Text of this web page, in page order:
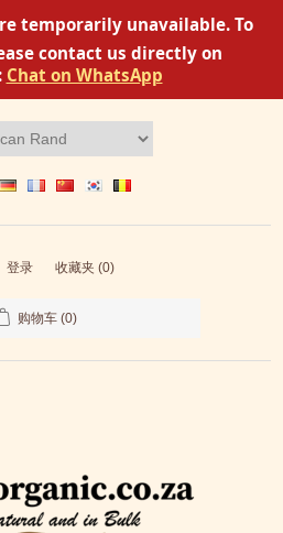
temporarily unavailable. To
contact us directly on
Chat on WhatsApp
登录 收藏夹 (0)
购物车 (0)